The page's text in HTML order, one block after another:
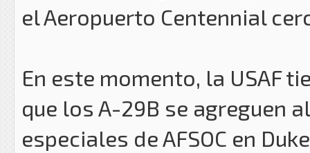
el Aeropuerto Centennial
En este momento, la USAF
que los A-29B se agreguen
especiales de AFSOC en